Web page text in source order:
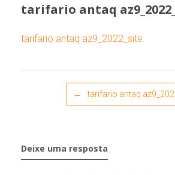
tarifario antaq
tarifario antaq az9_2022_site
← tarifario antaq
Deixe uma resposta